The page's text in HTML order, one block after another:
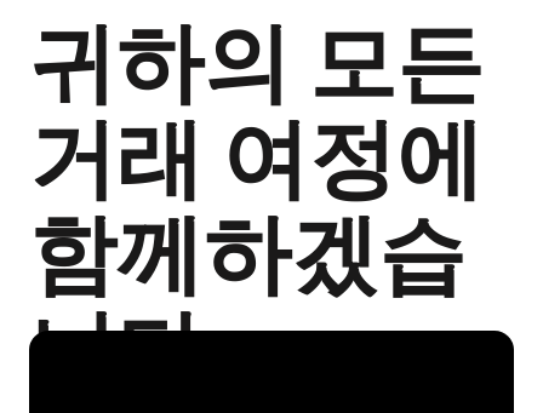
귀하의 모든
거래 여정에
함께하겠습
니다